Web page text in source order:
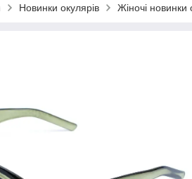
Новинки окулярів Жіночі новинки